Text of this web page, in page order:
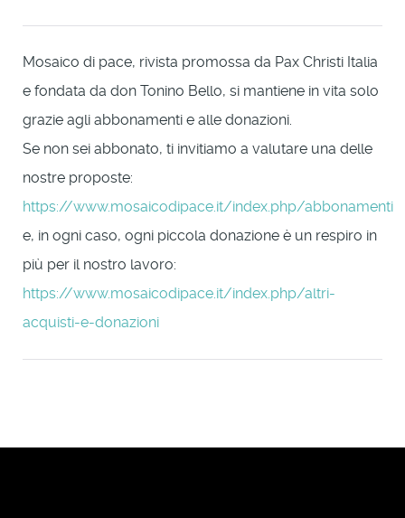
Mosaico di pace, rivista promossa da Pax Christi Italia
e fondata da don Tonino Bello, si mantiene in vita solo
grazie agli abbonamenti e alle donazioni.
Se non sei abbonato, ti invitiamo a valutare una delle
nostre proposte:
https://www.mosaicodipace.it/index.php/abbonamenti
e, in ogni caso, ogni piccola donazione è un respiro in
più per il nostro lavoro:
https://www.mosaicodipace.it/index.php/altri-
acquisti-e-donazioni